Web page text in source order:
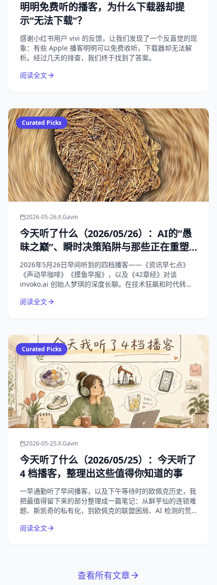
明明免费听的播客，为什么下载器却提
示"无法下载"？
感谢小红书用户 vivi 的反馈，让我们发现了一个反直觉的现
象：有些 Apple 播客明明可以免费收听，下载器却无法解
析。经过几天的排查，我们终于找到了答案。
阅读全文
Curated Picks
2026-05-26 Gavin
今天听了什么（2026/05/26）：AI的“愚
昧之巅”、瞬时决策陷阱与那些正在重塑
我们生活的商业变局
2026年5月26日早间听到的四档播客——《资讯早七点》
《声动早咖啡》《摸鱼早报》，以及《42章经》对谈
invoko.ai 创始人梦琪的深度长聊。在技术狂飙和时代转折
阅读全文
Curated Picks
2026-05-25 Gavin
今天听了什么（2026/05/25）：今天听了
4 档播客，整理出这些值得你知道的事
一早通勤听了早间播客，以及下午等待时的欧佩克历史，我
把最值得留下来的部分整理成一篇笔记：从鲜芋仙的连锁难
题、斯凯奇的私有化，到欧佩克的联盟困局、AI 检测的荒
阅读全文
查看所有文章